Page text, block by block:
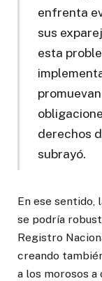
enfrenta
sus
esta
derechos
subrayó.
En ese sentido,
se podría
Registro
creando
a los morosos